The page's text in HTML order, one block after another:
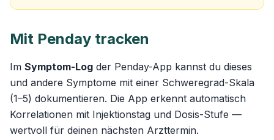
Mit Penday tracken
Im Symptom-Log der Penday-App kannst du dieses
und andere Symptome mit einer Schweregrad-Skala
(1–5) dokumentieren. Die App erkennt automatisch
Korrelationen mit Injektionstag und Dosis-Stufe —
wertvoll für deinen nächsten Arzttermin.